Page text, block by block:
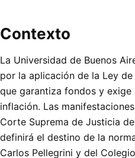
Contexto
La Universidad de Buenos
por la aplicación de la Ley
que garantiza fondos y
inflación. Las
Corte Suprema de Justicia
definirá el destino de la
Carlos Pellegrini y del